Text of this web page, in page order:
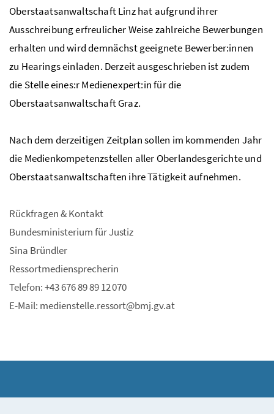
Oberstaatsanwaltschaft Linz hat aufgrund ihrer
Ausschreibung erfreulicher Weise zahlreiche Bewerbungen
erhalten und wird demnächst geeignete Bewerber:innen
zu Hearings einladen. Derzeit ausgeschrieben ist zudem
die Stelle eines:r Medienexpert:in für die
Oberstaatsanwaltschaft Graz.
Nach dem derzeitigen Zeitplan sollen im kommenden Jahr
die Medienkompetenzstellen aller Oberlandesgerichte und
Oberstaatsanwaltschaften ihre Tätigkeit aufnehmen.
Rückfragen & Kontakt
Bundesministerium für Justiz
Sina Bründler
Ressortmediensprecherin
Telefon: +43 676 89 89 12 070
E-Mail: medienstelle.ressort@bmj.gv.at